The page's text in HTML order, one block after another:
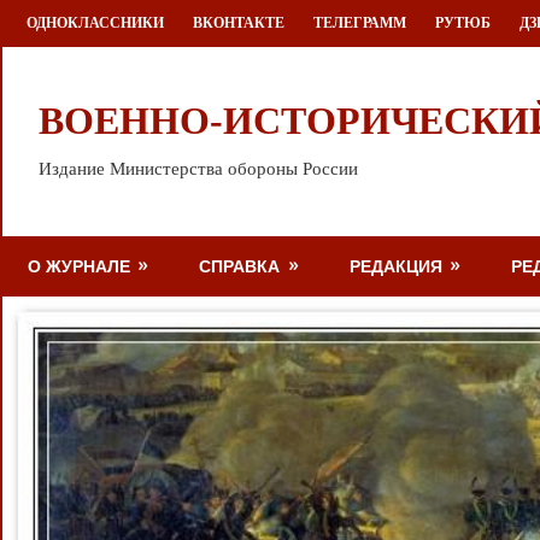
Перейти
к
ОДНОКЛАССНИКИ ВКОНТАКТЕ ТЕЛЕГРАММ РУТЮБ
ВОЕННО-
Издание Министерства обороны России
О ЖУРНАЛЕ СПРАВКА РЕДАКЦИЯ